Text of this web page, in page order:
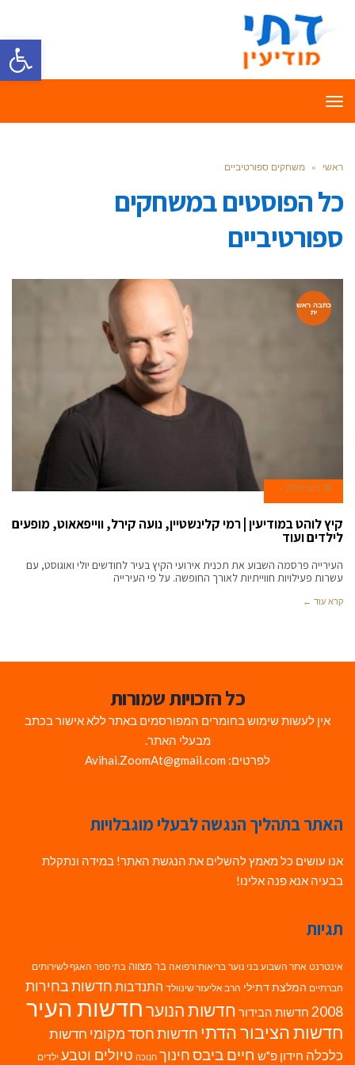
פתח
תפריט
ראשי » משחקים ספורטיביים
כל הפוסטים במשחקים
ספורטיביים
כתבה ראש
ית
18 ביוני 2019
קיץ לוהט במודיעין | רמי קלינשטיין, נועה קירל, ווייפאאוט, מופעים
לילדים ועוד
העירייה פרסמה השבוע את תכנית אירועי הקיץ בעיר לחודשים יולי ואוגוסט, עם
עשרות פעילויות חווייתיות לאורך החופשה. על פי העירייה
קרא עוד ←
כל הזכויות שמורות
אין לעשות שימוש בחומרים המפורסמים באתר ללא אישור בכתב
מבעלי האתר.
לפרטים: Avihai.ZoomAt@gmail.com
האתר בתהליך הנגשה לבעלי מוגבלויות
אנו עושים כל מאמץ להשלים את הנגשת האתר! במידה ונתקלת
בבעיה אנא פנה אלינו!
תגיות
אינטרנט אתר השבוע בני נוער בריאות ורפואה בר מצווה בתי ספר האגף לשירותים
חברתיים המלצת דתילי הרב אליעזר שינוולד התנדבות חדשות בחירות
2008 חדשות הבידור חדשות הנוערחדשות העיר
חדשות הציבור הדתי חדשות חסד מקומי חדשות
כלכלה חידון פ"ש חיים ביבסחינוך חנוכה טיולים וטבע ילדים